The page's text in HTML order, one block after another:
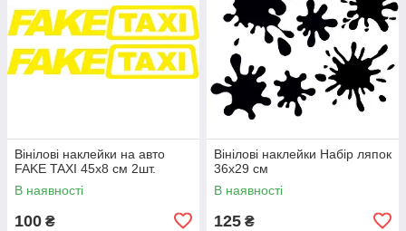
Вінілові наклейки на авто
FAKE TAXI 45x8 см 2шт.
В наявності
100 ₴
Вінілові наклейки Набір ляпок
36х29 см
В наявності
125 ₴